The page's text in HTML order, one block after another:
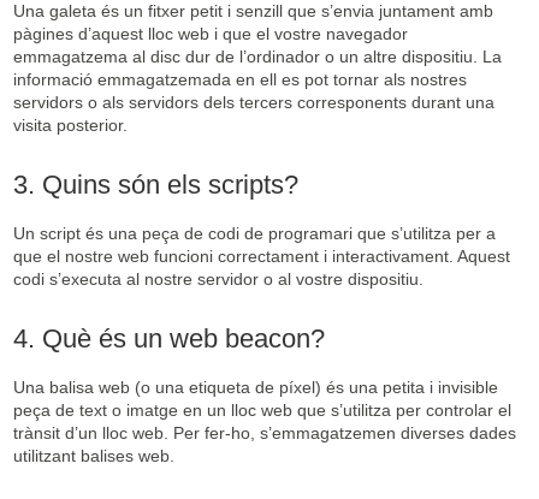
Una galeta és un fitxer petit i senzill que s’envia juntament amb
pàgines d’aquest lloc web i que el vostre navegador
emmagatzema al disc dur de l’ordinador o un altre dispositiu. La
informació emmagatzemada en ell es pot tornar als nostres
servidors o als servidors dels tercers corresponents durant una
visita posterior.
3. Quins són els scripts?
Un script és una peça de codi de programari que s’utilitza per a
que el nostre web funcioni correctament i interactivament. Aquest
codi s’executa al nostre servidor o al vostre dispositiu.
4. Què és un web beacon?
Una balisa web (o una etiqueta de píxel) és una petita i invisible
peça de text o imatge en un lloc web que s’utilitza per controlar el
trànsit d’un lloc web. Per fer-ho, s’emmagatzemen diverses dades
utilitzant balises web.